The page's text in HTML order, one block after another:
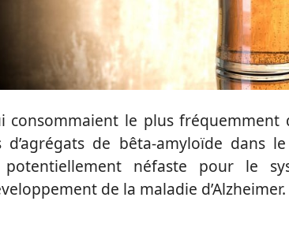
consommaient le plus
de bêta-amyloïde dans
néfaste pour le
de la maladie d’Alzheimer.